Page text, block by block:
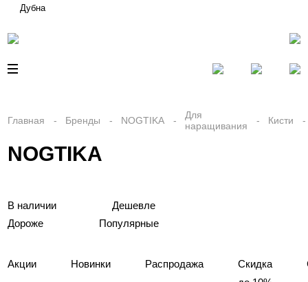
Дубна
Главная Бренды NOGTIKA
Для
наращивания
Кисти
NOGTIKA
В наличии
Дешевле
Дороже
Популярные
Акции Новинки Распродажа
Скидка